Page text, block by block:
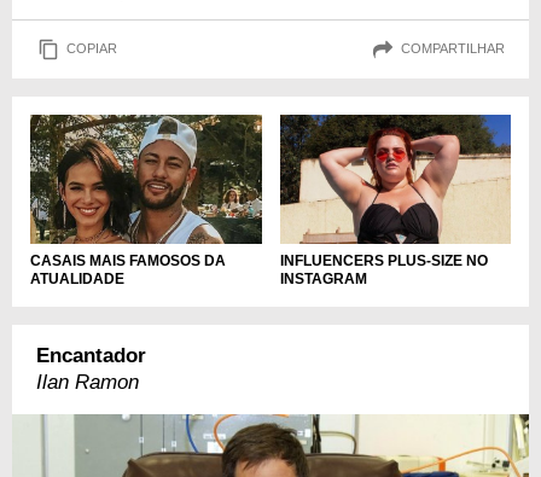
COPIAR COMPARTILHAR
CASAIS MAIS FAMOSOS DA
ATUALIDADE
INFLUENCERS PLUS-SIZE NO
INSTAGRAM
Encantador
Ilan Ramon